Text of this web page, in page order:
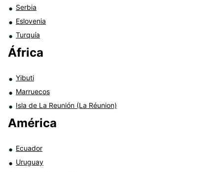
Serbia
Eslovenia
Turquía
África
Yibuti
Marruecos
Isla de La Reunión (La Réunion)
América
Ecuador
Uruguay